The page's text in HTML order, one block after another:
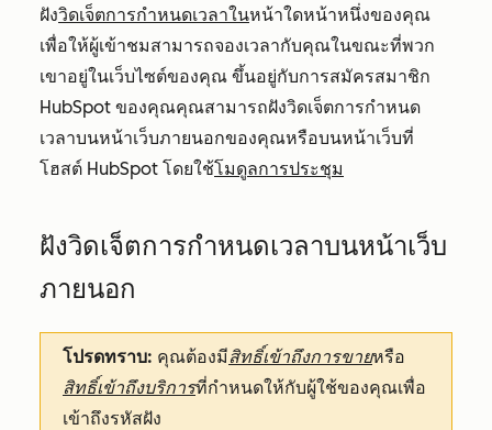
ฝังวิดเจ็ตการกำหนดเวลาในหน้าใดหน้าหนึ่งของคุณ
เพื่อให้ผู้เข้าชมสามารถจองเวลากับคุณในขณะที่พวก
เขาอยู่ในเว็บไซต์ของคุณ ขึ้นอยู่กับการสมัครสมาชิก
HubSpot ของคุณคุณสามารถฝังวิดเจ็ตการกำหนด
เวลาบนหน้าเว็บภายนอกของคุณหรือบนหน้าเว็บที่
โฮสต์ HubSpot โดยใช้โมดูลการประชุม
ฝังวิดเจ็ตการกำหนดเวลาบนหน้าเว็บ
ภายนอก
โปรดทราบ: คุณต้องมีสิทธิ์เข้าถึงการขายหรือ
สิทธิ์เข้าถึงบริการที่กำหนดให้กับผู้ใช้ของคุณเพื่อ
เข้าถึงรหัสฝัง